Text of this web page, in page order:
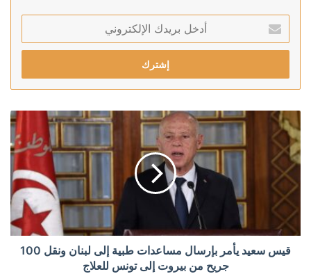
بريدك
الإلكتروني
قيس سعيد يأمر بإرسال مساعدات طبية إلى لبنان ونقل 100
جريح من بيروت إلى تونس للعلاج